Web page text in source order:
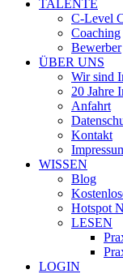
TALENTE
C-Level
Coaching
Bewerber
ÜBER UNS
Wir sind
20 Jahre
Anfahrt
Kontakt
WISSEN
Blog
Hotspot
LESEN
LOGIN